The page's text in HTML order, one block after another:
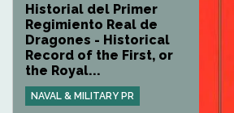
Historial del Primer
Regimiento Real de
Dragones - Historical
Record of the First, or
the Royal...
NAVAL & MILITARY PR